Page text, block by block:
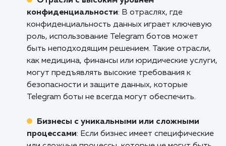
персонализированный контент, собирать
обратную связь от пользователей, а также
упрощать процесс заказа или бронирования.
Это помогает улучшить пользовательский
и повысить эффективность взаимодействия
аудиторией.
Стартапы и новые бизнесы: Разработка
новым бизнесам доступный и эффективный
инструмент для привлечения и удержания